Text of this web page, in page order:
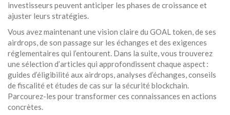
investisseurs peuvent anticiper les phases de croissance et
ajuster leurs stratégies.
Vous avez maintenant une vision claire du GOAL token, de ses
airdrops, de son passage sur les échanges et des exigences
réglementaires qui l’entourent. Dans la suite, vous trouverez
une sélection d’articles qui approfondissent chaque aspect :
guides d’éligibilité aux airdrops, analyses d’échanges, conseils
de fiscalité et études de cas sur la sécurité blockchain.
Parcourez-les pour transformer ces connaissances en actions
concrètes.